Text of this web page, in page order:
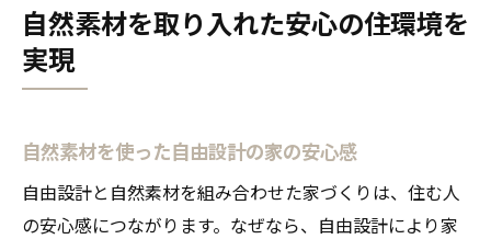
自然素材を取り入れた安心の住環境を
実現
自然素材を使った自由設計の家の安心感
自由設計と自然素材を組み合わせた家づくりは、住む人
の安心感につながります。なぜなら、自由設計により家